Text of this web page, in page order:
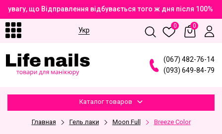
що Відправлення відбувається того ж дня після
Укр
0 0
(067) 482-76-14
(093) 649-84-79
Каталог товаров
Главная Гель лаки Moon Full Breeze Color